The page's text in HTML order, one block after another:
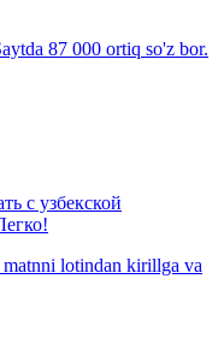
87 000 ortiq so'z bor.
с узбекской
lotindan kirillga va